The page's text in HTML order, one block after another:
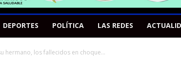
DEPORTES POLÍTICA LAS REDES
hermano, los fallecidos en choque...